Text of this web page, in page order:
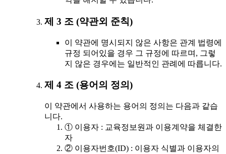
제 3 조 (약관외 준칙)
이 약관에 명시되지 않은 사항은 관계 법령에
규정 되어있을 경우 그 규정에 따르며, 그렇
지 않은 경우에는 일반적인 관례에 따릅니다.
제 4 조 (용어의 정의)
이 약관에서 사용하는 용어의 정의는 다음과 같습
니다.
① 이용자 : 교육정보원과 이용계약을 체결한
자
② 이용자번호(ID) : 이용자 식별과 이용자의